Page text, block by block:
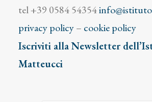
tel +39 0584 54354
privacy policy– cookie policy
Iscriviti alla Newsletter
Matteucci